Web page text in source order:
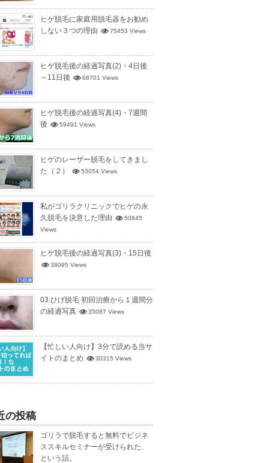
ヒゲ脱毛に家庭用脱毛器をお勧め
しない３つの理由
75453 Views
ヒゲ脱毛後の経過写真(2)・4日後
～11日後
68701 Views
ヒゲ脱毛後の経過写真(4)・7週間
後
59491 Views
ヒゲのレーザー脱毛をしてきまし
た（２）
53054 Views
私がゴリラクリニックでヒゲの永
久脱毛を決意した理由
50845
Views
ヒゲ脱毛後の経過写真(3)・15日後
38095 Views
03.ひげ脱毛 初回治療から１週間分
の経過写真
35087 Views
【忙しい人向け】3分で読める当サ
イトのまとめ
30315 Views
の投稿
ゴリラで脱毛すると無料でビジネ
ススキルセミナーが受けられた、
という話。